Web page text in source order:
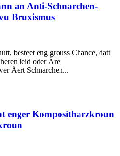
an Anti-Schnarchen-
Bruxismus
besteet eng grouss Chance, datt
leid oder Äre
Äert Schnarchen...
enger Kompositharzkroun